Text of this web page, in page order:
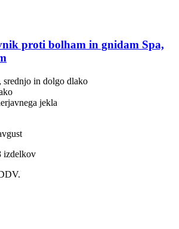
proti bolham in gnidam Spa,
srednjo in dolgo dlako
jekla
izdelkov